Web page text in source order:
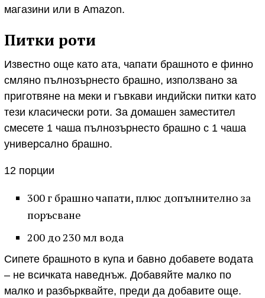
магазини или в Amazon.
Питки роти
Известно още като ата, чапати брашното е финно
смляно пълнозърнесто брашно, използвано за
приготвяне на меки и гъвкави индийски питки като
тези класически роти. За домашен заместител
смесете 1 чаша пълнозърнесто брашно с 1 чаша
универсално брашно.
12 порции
300 г брашно чапати, плюс допълнително за
поръсване
200 до 230 мл вода
Сипете брашното в купа и бавно добавете водата
– не всичката наведнъж. Добавяйте малко по
малко и разбърквайте, преди да добавите още.